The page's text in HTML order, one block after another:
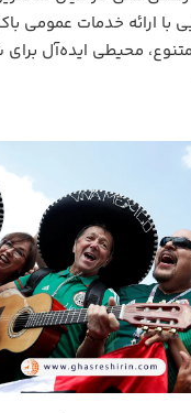
ارائه خدمات عمومی
محیطی ایده‌آل برای